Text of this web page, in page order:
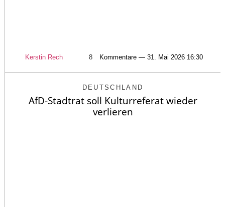
Kerstin Rech 8 Kommentare — 31. Mai 2026 16:30
DEUTSCHLAND
AfD-Stadtrat soll Kulturreferat wieder
verlieren